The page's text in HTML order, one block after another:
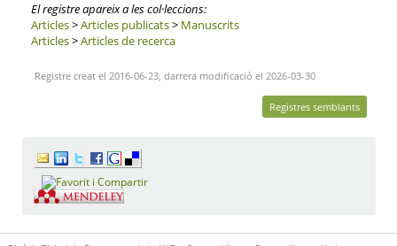
El registre apareix a les col·leccions:
Articles>Articles publicats> Manuscrits
Articles>Articles de recerca
Registre creat el 2016-06-23, darrera modificació el 2026-03-30
Registres semblants